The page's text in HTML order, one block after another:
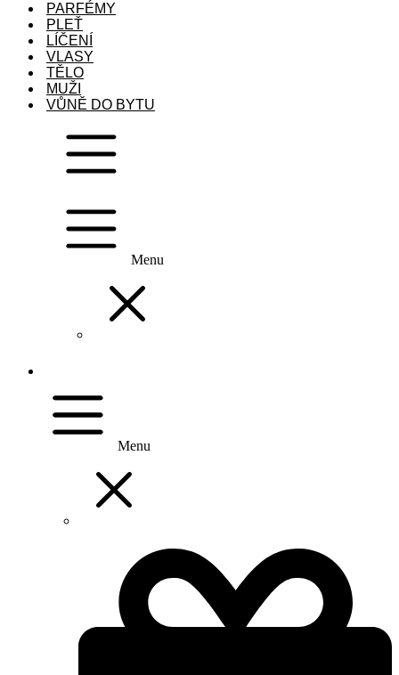
PARFÉMY
PLEŤ
LÍČENÍ
VLASY
TĚLO
MUŽI
VŮNĚ DO BYTU
Menu
Menu